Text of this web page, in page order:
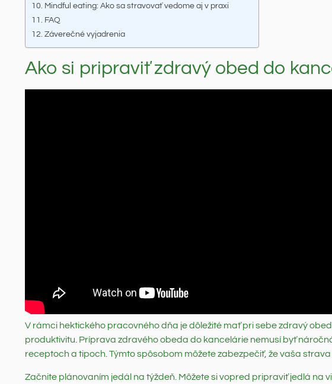
Mindful eating: Ako sa stravovať vedome aj v praxi
FAQ
Záverečné vyjadrenia
Ako si pripraviť zdravý obed do
V rámci hektického pracovného dňa je dôležité mať pri sebe zdravý
produktivitu. Príprava zdravého obeda do kancelárie nemusí byť
receptoch a tipoch. Týmto spôsobom môžete zabezpečiť, že vaša strava
Začnite plánovaním jedál na týždeň. Môžete si vopred pripraviť jedlá na